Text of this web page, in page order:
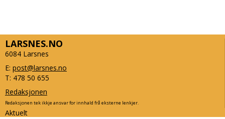
LARSNES.NO
6084 Larsnes
E: post@larsnes.no
T: 478 50 655
Redaksjonen
Redaksjonen tek ikkje ansvar for innhald frå eksterne lenkjer.
Aktuelt